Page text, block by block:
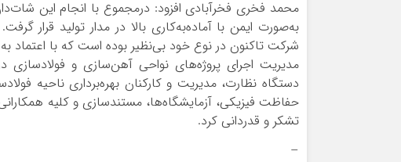
به‌صورت ایمن با آماده‌به‌کاری بالا در مدار تولید قرار
شرکت تاکنون در نوع خود بی‌نظیر بوده است که با اعتماد
مدیریت اجرای پروژه‌های نواحی آهن‌سازی و فولادسازی
دستگاه نظارت، مدیریت و کارکنان بهره‌برداری ناحیه
حفاظت فیزیکی، آزمایشگاه‌ها، مستندسازی و کلیه همکارانی
تشکر و قدردانی کرد.
–